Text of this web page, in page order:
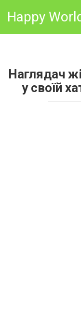
Happy
Наглядач
у своїй